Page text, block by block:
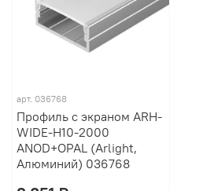
арт. 036768
Профиль с экраном ARH-
WIDE-H10-2000
ANOD+OPAL (Arlight,
Алюминий) 036768